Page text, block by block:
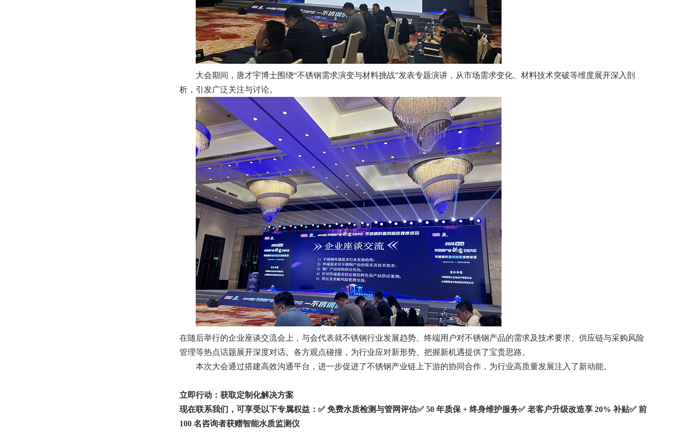
大会期间，唐才宇博士围绕“不锈钢需求演变与材料挑战”发表专题演讲，从市场需求变化、材料技术突破等维度展开深入剖
析，引发广泛关注与讨论。
在随后举行的企业座谈交流会上，与会代表就不锈钢行业发展趋势、终端用户对不锈钢产品的需求及技术要求、供应链与采购风险
管理等热点话题展开深度对话。各方观点碰撞，为行业应对新形势、把握新机遇提供了宝贵思路。
本次大会通过搭建高效沟通平台，进一步促进了不锈钢产业链上下游的协同合作，为行业高质量发展注入了新动能。
立即行动：获取定制化解决方案
现在联系我们，可享受以下专属权益： ✅ 免费水质检测与管网评估✅ 50 年质保 + 终身维护服务✅ 老客户升级改造享 20% 补贴✅ 前
100 名咨询者获赠智能水质监测仪